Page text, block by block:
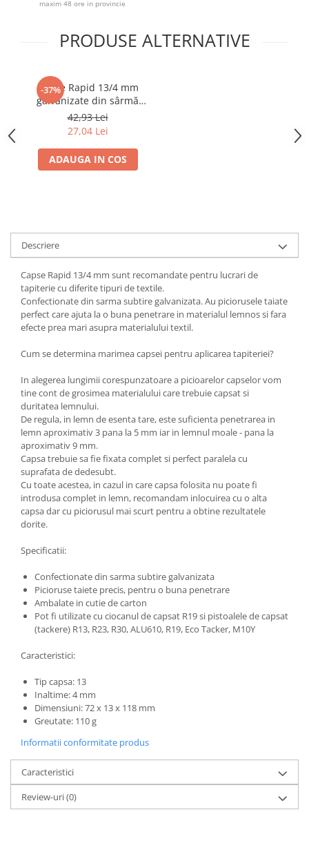
maxim 48 ore in provincie
PRODUSE ALTERNATIVE
-37%
Capse Rapid 13/4 mm
galvanizate din sârmă
subțire pentru tapițerie,
mobilier și textile, 5000
bucăți 11825700
42,93 Lei
27,04 Lei
ADAUGA IN COS
Descriere
Capse Rapid 13/4 mm sunt recomandate pentru lucrari de
tapiterie cu diferite tipuri de textile.
Confectionate din sarma subtire galvanizata. Au piciorusele taiate
perfect care ajuta la o buna penetrare in materialul lemnos si fara
efecte prea mari asupra materialului textil.
Cum se determina marimea capsei pentru aplicarea tapiteriei?
In alegerea lungimii corespunzatoare a picioarelor capselor vom
tine cont de grosimea materialului care trebuie capsat si
duritatea lemnului.
De regula, in lemn de esenta tare, este suficienta penetrarea in
lemn aproximativ 3 pana la 5 mm iar in lemnul moale - pana la
aproximativ 9 mm.
Capsa trebuie sa fie fixata complet si perfect paralela cu
suprafata de dedesubt.
Cu toate acestea, in cazul in care capsa folosita nu poate fi
introdusa complet in lemn, recomandam inlocuirea cu o alta
capsa dar cu piciorusul mai scurt pentru a obtine rezultatele
dorite.
Specificatii:
Confectionate din sarma subtire galvanizata
Picioruse taiete precis, pentru o buna penetrare
Ambalate in cutie de carton
Pot fi utilizate cu ciocanul de capsat R19 si pistoalele de capsat
(tackere) R13, R23, R30, ALU610, R19, Eco Tacker, M10Y
Caracteristici:
Tip capsa: 13
Inaltime: 4 mm
Dimensiuni: 72 x 13 x 118 mm
Greutate: 110 g
Informatii conformitate produs
Caracteristici
Review-uri(0)